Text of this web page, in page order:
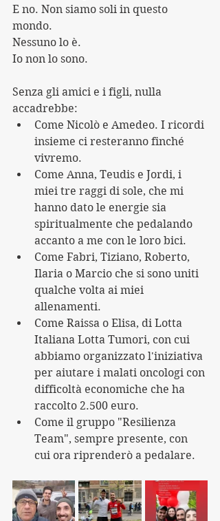
E no. Non siamo soli in questo
mondo.
Nessuno lo è.
Io non lo sono.
Senza gli amici e i figli, nulla
accadrebbe:
Come Nicolò e Amedeo. I ricordi
insieme ci resteranno finché
vivremo.
Come Anna, Teudis e Jordi, i
miei tre raggi di sole, che mi
hanno dato le energie sia
spiritualmente che pedalando
accanto a me con le loro bici.
Come Fabri, Tiziano, Roberto,
Ilaria o Marcio che si sono uniti
qualche volta ai miei
allenamenti.
Come Raissa o Elisa, di Lotta
Italiana Lotta Tumori, con cui
abbiamo organizzato l'iniziativa
per aiutare i malati oncologi con
difficoltà economiche che ha
raccolto 2.500 euro.
Come il gruppo "Resilienza
Team", sempre presente, con
cui ora riprenderò a pedalare.